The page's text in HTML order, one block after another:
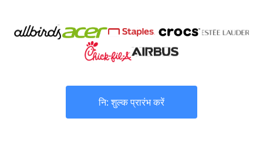
नि: शुल्क प्रारंभ करें